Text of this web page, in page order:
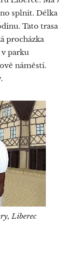
splnit. Délka
Tato trasa
procházka
parku
náměstí.
Liberec